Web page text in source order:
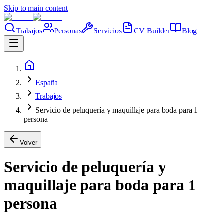
Skip to main content
Trabajos Personas Servicios CV Builder Blog
España
Trabajos
Servicio de peluquería y maquillaje para boda para 1
persona
Volver
Servicio de peluquería y
maquillaje para boda para 1
persona